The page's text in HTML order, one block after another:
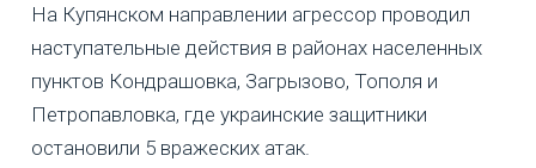
На Купянском направлении агрессор проводил
наступательные действия в районах населенных
пунктов Кондрашовка, Загрызово, Тополя и
Петропавловка, где украинские защитники
остановили 5 вражеских атак.